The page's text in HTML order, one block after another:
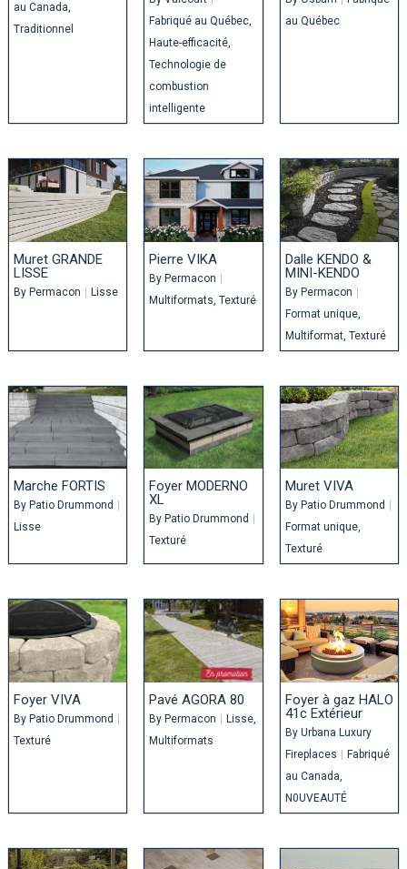
au Canada
Traditionnel
Fabriqué au Québec
Haute-efficacité
Technologie de
combustion
intelligente
au Québec
Muret GRANDE
LISSE
By Permacon | Lisse
Pierre VIKA
ByPermacon |
Multiformats Texturé
Dalle KENDO &
MINI-KENDO
By Permacon |
Format unique
Multiformat Texturé
Marche FORTIS
By Patio Drummond
Lisse
Foyer MODERNO
XL
By Patio Drummond
Texturé
Muret VIVA
By Patio Drummond
Format unique
Texturé
Foyer VIVA
By Patio Drummond |
Texturé
Pavé AGORA 80
ByPermacon | Lisse
Multiformats
Foyer à gaz HALO
41c Extérieur
By Urbana Luxury
Fireplaces | Fabriqué
au Canada
N0UVEAUTÉ